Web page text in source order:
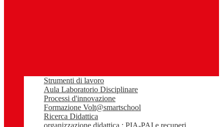
Strumenti di lavoro
Aula Laboratorio Disciplinare
Processi d'innovazione
Formazione Volt@smartschool
Ricerca Didattica